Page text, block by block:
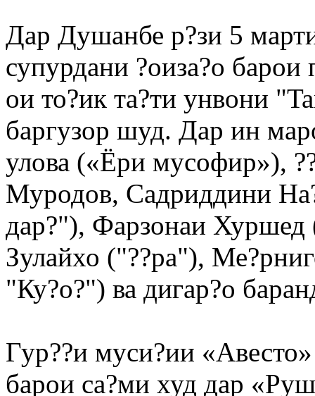
Дар Душанбе р?зи 5
супурдани ?оиза?о
ои то?ик та?ти унвони
баргузор шуд. Дар ин
улова («Ёри мусофир»),
Муродов, Садриддини
дар?"), Фарзонаи
Зулайхо ("??ра"),
"Ку?о?") ва дигар?о
Гур??и муси?ии
барои са?ми худ дар